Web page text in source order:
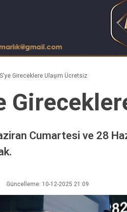
Gireceklere Ulaşım Ücretsiz
Cumartesi ve 28
Güncelleme: 10-12-2025 21:09